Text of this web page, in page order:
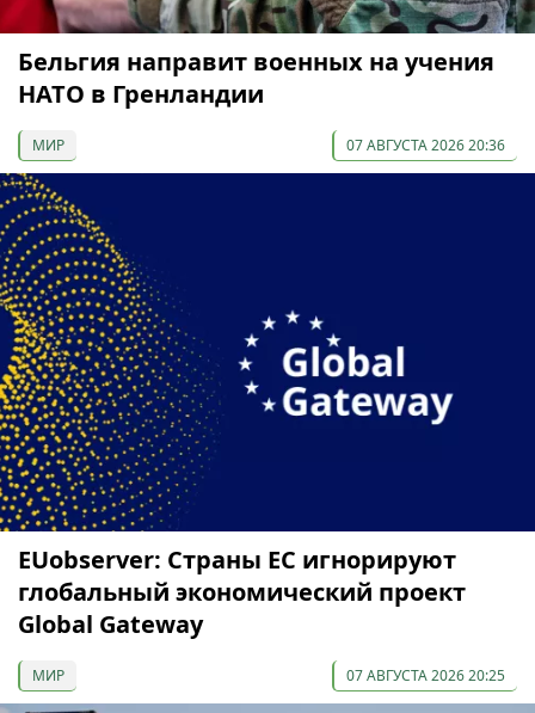
Бельгия направит военных на учения
НАТО в Гренландии
МИР 07 АВГУСТА 2026 20:36
EUobserver: Страны ЕС игнорируют
глобальный экономический проект
Global Gateway
МИР 07 АВГУСТА 2026 20:25